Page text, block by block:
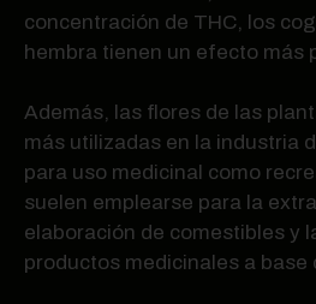
concentración de THC, los
hembra tienen un efecto más
Además, las flores de las
más utilizadas en la industria
para uso medicinal como
suelen emplearse para la
elaboración de comestibles y
productos medicinales a base